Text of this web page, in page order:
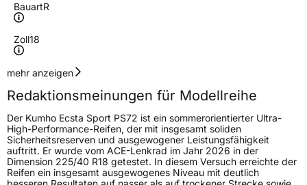
BauartR
Zoll18
Geschwindigkeitsindex
Lastindex 95
Höchstlast690 kg
Generelle Merkmale
mehr anzeigen
Redaktionsmeinungen für Modellreihe
Der Kumho Ecsta Sport PS72 ist ein sommerorientierter Ultra-
High-Performance-Reifen, der mit insgesamt soliden
Sicherheitsreserven und ausgewogener Leistungsfähigkeit
auftritt. Er wurde vom ACE-Lenkrad im Jahr 2026 in der
Dimension 225/40 R18 getestet. In diesem Versuch erreichte der
Reifen ein insgesamt ausgewogenes Niveau mit deutlich